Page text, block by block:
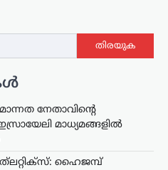
തിരയുക
നേതാവിന്റെ
മാധ്യമങ്ങളിൽ
ഹൈജമ്പ്